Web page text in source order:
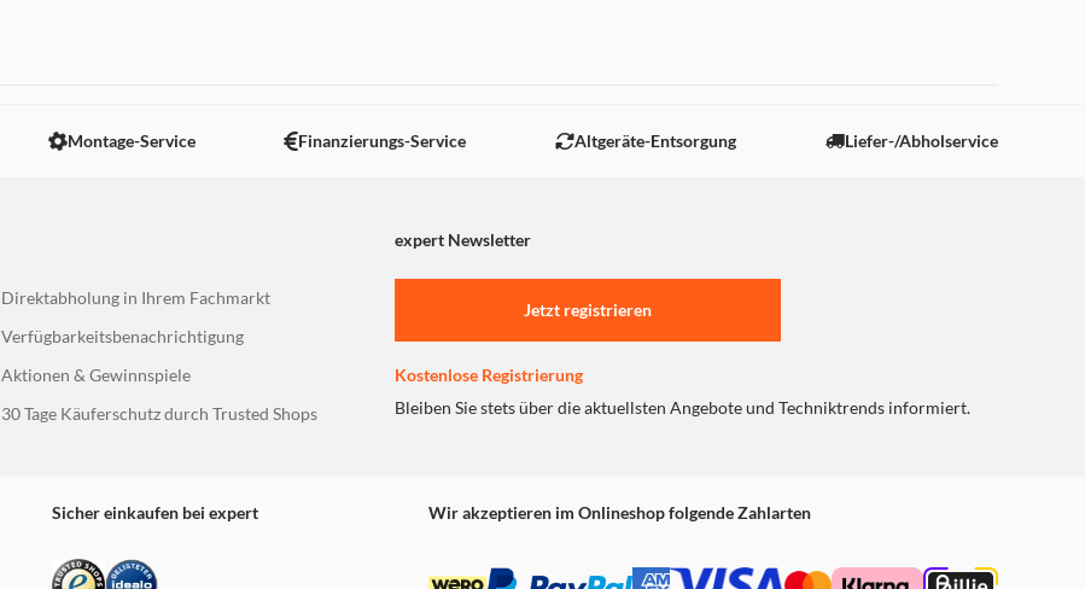
Montage-Service Finanzierungs-Service Altgeräte-Entsorgung Liefer-/Abholservice
expert Newsletter
Direktabholung in Ihrem Fachmarkt
Verfügbarkeitsbenachrichtigung
Aktionen & Gewinnspiele
30 Tage Käuferschutz durch Trusted Shops
Jetzt registrieren
Kostenlose Registrierung
Bleiben Sie stets über die aktuellsten Angebote und Techniktrends informiert.
Sicher einkaufen bei expert Wir akzeptieren im Onlineshop folgende Zahlarten